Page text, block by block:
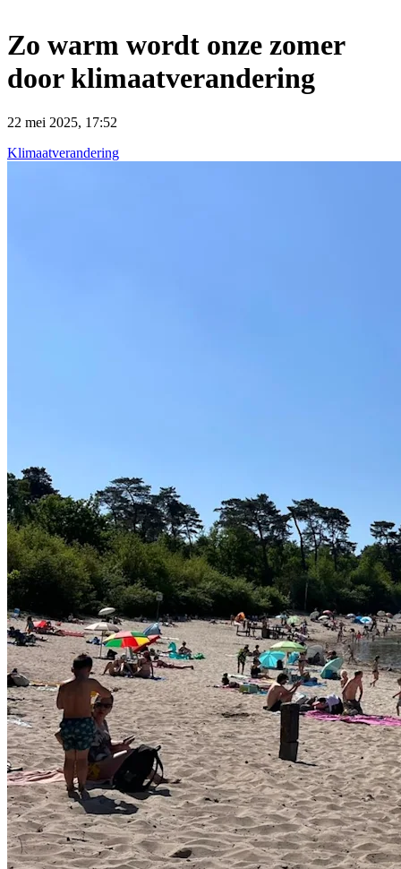
Zo warm wordt onze zomer
door klimaatverandering
22 mei 2025, 17:52
Klimaatverandering